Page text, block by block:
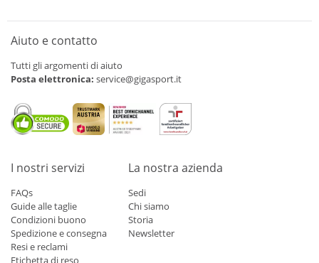
Aiuto e contatto
Tutti gli argomenti di aiuto
Posta elettronica: service@gigasport.it
I nostri servizi
FAQs
Guide alle taglie
Condizioni buono
Spedizione e consegna
Resi e reclami
Etichetta di reso
La nostra azienda
Sedi
Chi siamo
Storia
Newsletter